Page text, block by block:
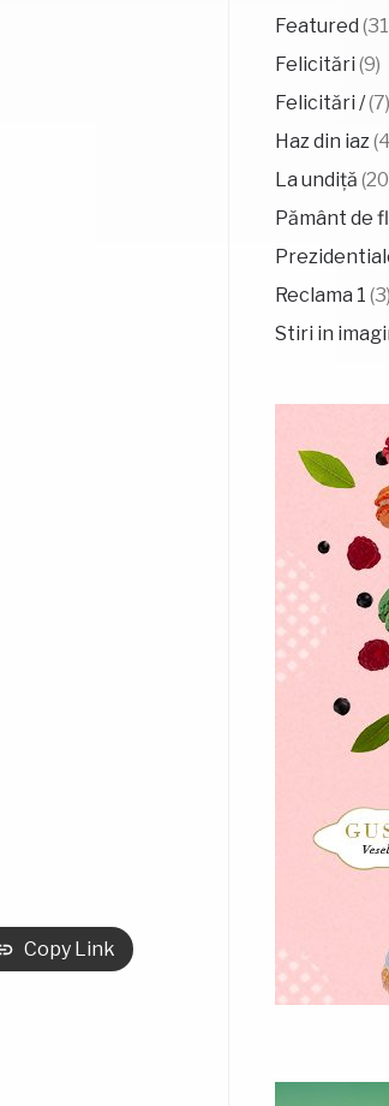
Copy Link
Featured
Felicitări (9)
Felicitări /(7)
Haz din iaz
La undiță
Pământ de
Reclama 1 (3)
Stiri in